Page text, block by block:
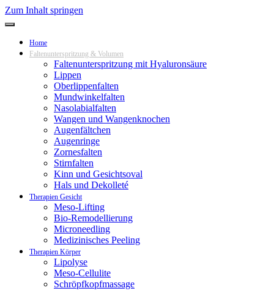
Zum Inhalt springen
Home
Faltenunterspritzung & Volumen
Faltenunterspritzung mit Hyaluronsäure
Lippen
Oberlippenfalten
Mundwinkelfalten
Nasolabialfalten
Wangen und Wangenknochen
Augenfältchen
Augenringe
Zornesfalten
Stirnfalten
Kinn und Gesichtsoval
Hals und Dekolleté
Therapien Gesicht
Meso-Lifting
Bio-Remodellierung
Microneedling
Medizinisches Peeling
Therapien Körper
Lipolyse
Meso-Cellulite
Schröpfkopfmassage